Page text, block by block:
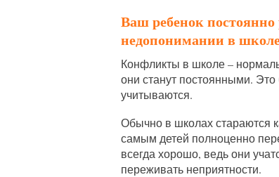
Ваш ребенок
недопонимании в
Конфликты в школе –
они станут постоянными. Это
учитываются.
Обычно в школах стараются
самым детей полноценно
всегда хорошо, ведь они
переживать неприятности.